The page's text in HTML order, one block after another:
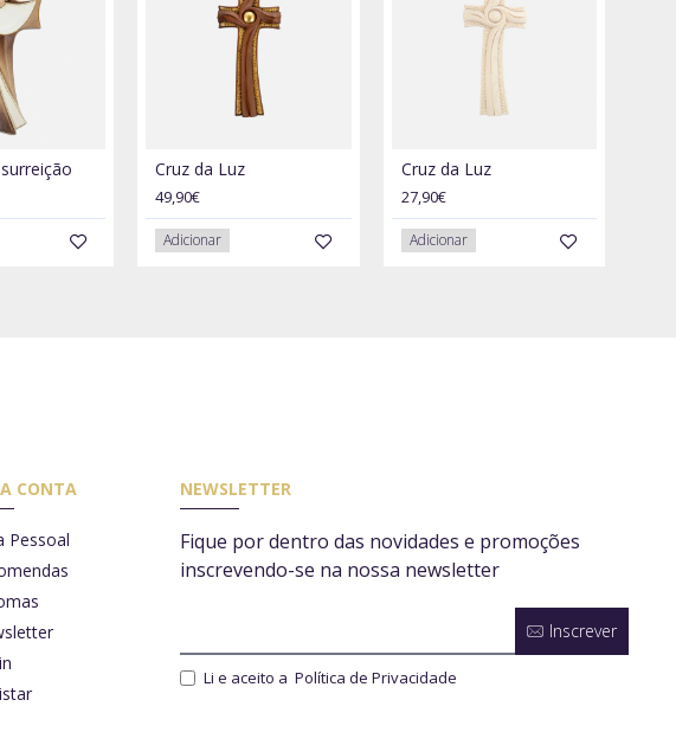
Cruz da Luz
49,90€
Adicionar
Cruz da Luz
27,90€
Adicionar
CONTA
Pessoal
NEWSLETTER
Fique por dentro das novidades e promoções
inscrevendo-se na nossa newsletter
Inscrever
Li e aceito a Política de Privacidade